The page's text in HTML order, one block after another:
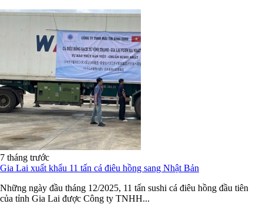
7 tháng trước
Gia Lai xuất khẩu 11 tấn cá điêu hồng sang Nhật Bản
Những ngày đầu tháng 12/2025, 11 tấn sushi cá điêu hồng đầu tiên
của tỉnh Gia Lai được Công ty TNHH...